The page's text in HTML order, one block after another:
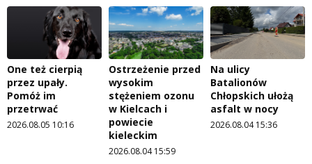
One też cierpią
przez upały.
Pomóż im
przetrwać
2026.08.05 10:16
Ostrzeżenie przed
wysokim
stężeniem ozonu
w Kielcach i
powiecie
kieleckim
2026.08.04 15:59
Na ulicy
Batalionów
Chłopskich ułożą
asfalt w nocy
2026.08.04 15:36